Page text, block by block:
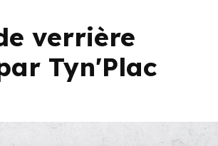
verrière
Tyn'Plac